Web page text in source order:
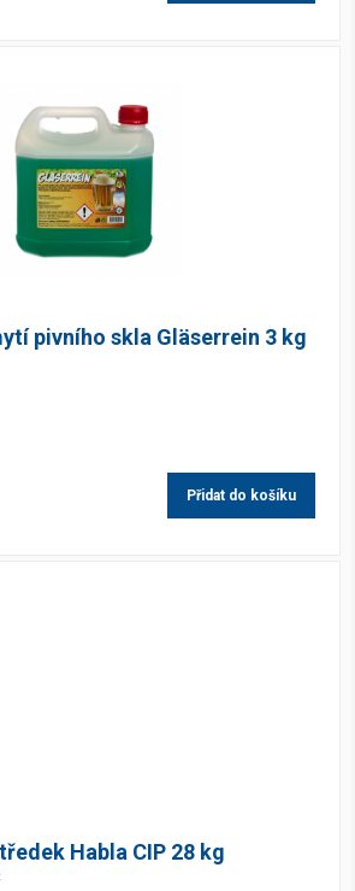
pivního skla Gläserrein 3 kg
Přidat do košíku
Habla CIP 28 kg